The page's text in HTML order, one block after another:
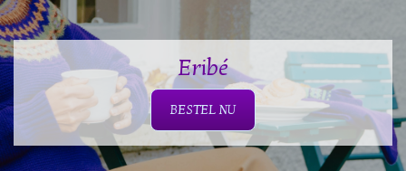
Eribé
BESTEL NU